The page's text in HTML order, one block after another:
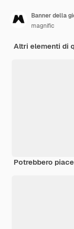
Banner della
magnific
Altri elementi di
Potrebbero